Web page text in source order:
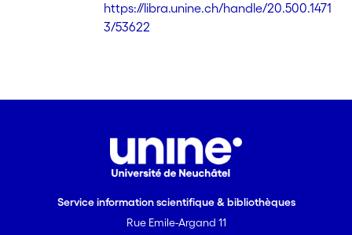
https://libra.unine.ch/handle/20.500.1471
3/53622
Service information scientifique & bibliothèques
Rue Emile-Argand 11